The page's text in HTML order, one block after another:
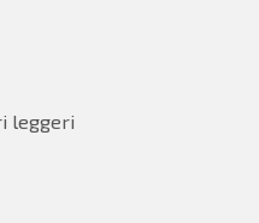
leggeri